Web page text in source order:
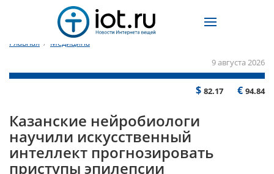
Главная / Медицина
9 августа 2026
$ 82.17 € 94.84
Казанские нейробиологи
научили искусственный
интеллект прогнозировать
приступы эпилепсии